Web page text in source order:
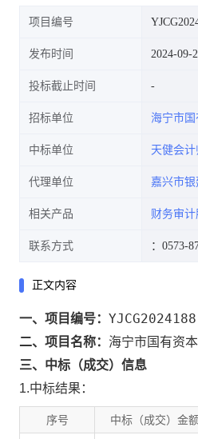
咨询评估
项目编号
发布时间 2024-09-
投标截止时间
招标单位 海宁市
中标单位 天健会
代理单位 嘉兴市
相关产品 财务审
联系方式 ：0573-
正文内容
一、项目编号： YJCG2024188
二、项目名称： 海宁市国有资
三、中标（成交）信息
1.中标结果：
序号 中标（成交）金